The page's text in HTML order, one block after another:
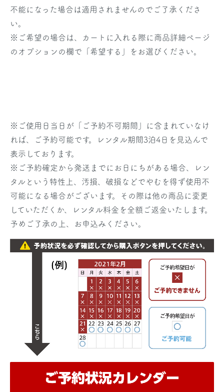
不能になった場合は適用されませんのでご了承くださ
い。
※ご希望の場合は、カートに入れる際に商品詳細ページ
のオプションの欄で「希望する」をお選びください。
※ ご使用日当日 が「ご予約不可期間」に含まれていなけ
れば、ご予約可能です。レンタル期間3泊4日を見込んで
表示しております。
※ご予約確定から発送までにお日にちがある場合、レン
タルという特性上、汚損、破損などでやむを得ず使用不
可能になる場合がございます。その際は他の商品に変更
していただくか、レンタル料金を全額ご返金いたします。
予めご了承の上、お申込みください。